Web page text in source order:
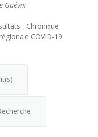
Guévin
- Chronique
COVID-19